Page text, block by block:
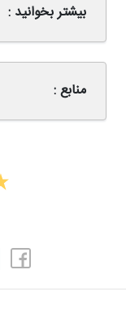
بیشتر بخوانید :
منابع :